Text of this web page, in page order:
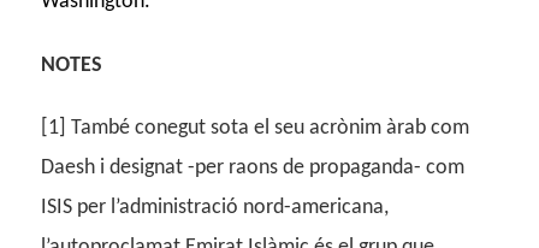
NOTES
[1] També conegut sota el seu acrònim àrab com
Daesh i designat -per raons de propaganda- com
ISIS per l’administració nord-americana,